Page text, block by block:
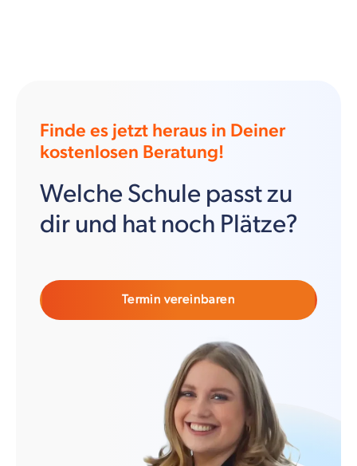
Finde es jetzt heraus in Deiner
kostenlosen Beratung!
Welche Schule passt zu
dir und hat noch Plätze?
Termin vereinbaren